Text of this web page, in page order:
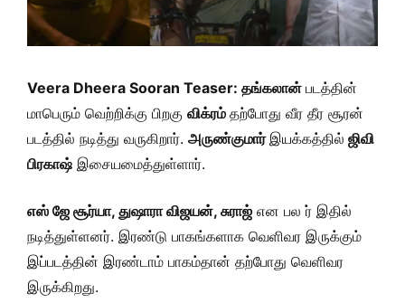
Veera Dheera Sooran Teaser: தங்கலான் படத்தின்
மாபெரும் வெற்றிக்கு பிறகு விக்ரம் தற்போது வீர தீர சூரன்
படத்தில் நடித்து வருகிறார். அருண்குமார் இயக்கத்தில் ஜிவி
பிரகாஷ் இசையமைத்துள்ளார்.
எஸ் ஜே சூர்யா, துஷாரா விஜயன், சுராஜ் என பல ர் இதில்
நடித்துள்ளனர். இரண்டு பாகங்களாக வெளிவர இருக்கும்
இப்படத்தின் இரண்டாம் பாகம்தான் தற்போது வெளிவர
இருக்கிறது.